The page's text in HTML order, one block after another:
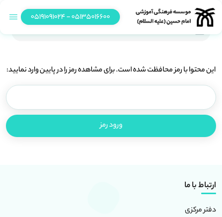
05135016600 - 05191091024
این محتوا با رمز محافظت شده است. برای مشاهده رمز را در پایین وارد نمایید:
ارتباط با ما
دفتر مرکزی